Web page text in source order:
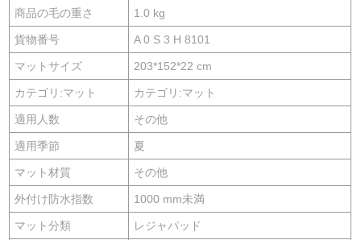
商品の毛の重さ 1.0 kg
貨物番号 A 0 S 3 H 8101
マットサイズ 203*152*22 cm
カテゴリ:マット カテゴリ:マット
適用人数 その他
適用季節 夏
マット材質 その他
外付け防水指数 1000 mm未満
マット分類 レジャパッド